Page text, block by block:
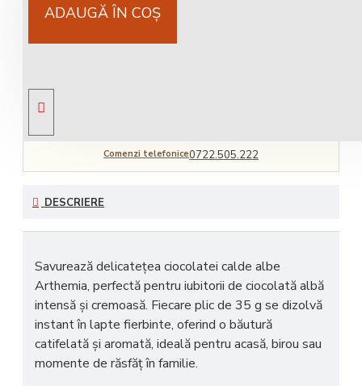
ADAUGĂ ÎN COŞ
Cost livrareNational 25Lei locker 25 lei
Comenzi telefonice0722.505.222
DESCRIERE
Savurează delicatețea ciocolatei calde albe
Arthemia, perfectă pentru iubitorii de ciocolată albă
intensă și cremoasă. Fiecare plic de 35 g se dizolvă
instant în lapte fierbinte, oferind o băutură
catifelată și aromată, ideală pentru acasă, birou sau
momente de răsfăț în familie.